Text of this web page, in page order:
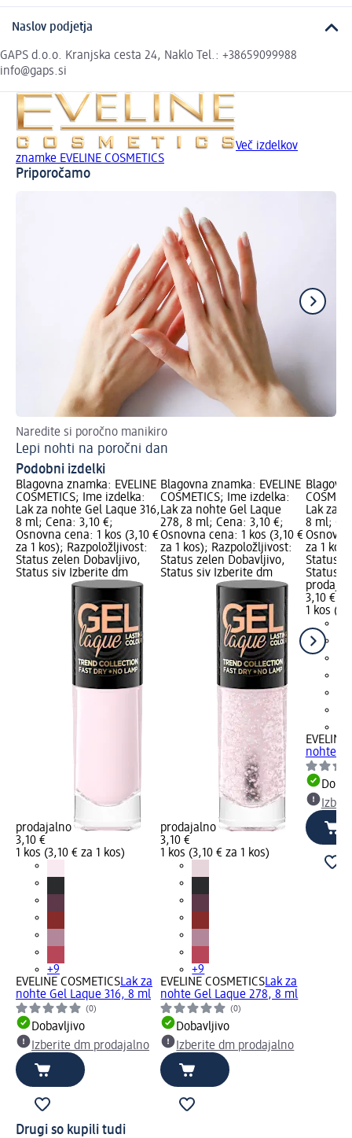
Naslov podjetja
GAPS d.o.o. Kranjska cesta 24, Naklo Tel.: +38659099988
info@gaps.si
Več izdelkov
znamke EVELINE COSMETICS
Priporočamo
Naredite si poročno manikiro
Lepi nohti na poročni dan
Podobni izdelki
Blagovna znamka: EVELINE
COSMETICS; Ime izdelka:
Lak za nohte Gel Laque 316,
8 ml; Cena: 3,10 €;
Osnovna cena: 1 kos (3,10 €
za 1 kos); Razpoložljivost:
Status zelen Dobavljivo,
Status siv Izberite dm
prodajalno
3,10 €
1 kos (3,10 € za 1 kos)
+9
EVELINE COSMETICSLak za
nohte Gel Laque 316, 8 ml
(0)
Dobavljivo
Izberite dm prodajalno
Blagovna znamka: EVELINE
COSMETICS; Ime izdelka:
Lak za nohte Gel Laque
278, 8 ml; Cena: 3,10 €;
Osnovna cena: 1 kos (3,10 €
za 1 kos); Razpoložljivost:
Status zelen Dobavljivo,
Status siv Izberite dm
prodajalno
3,10 €
1 kos (3,10 € za 1 kos)
+9
EVELINE COSMETICSLak za
nohte Gel Laque 278, 8 ml
(0)
Dobavljivo
Izberite dm prodajalno
Lak za
8 ml;
za 1
Status
Status
3,10 €
1 kos
EVELINE
nohte
Drugi so kupili tudi